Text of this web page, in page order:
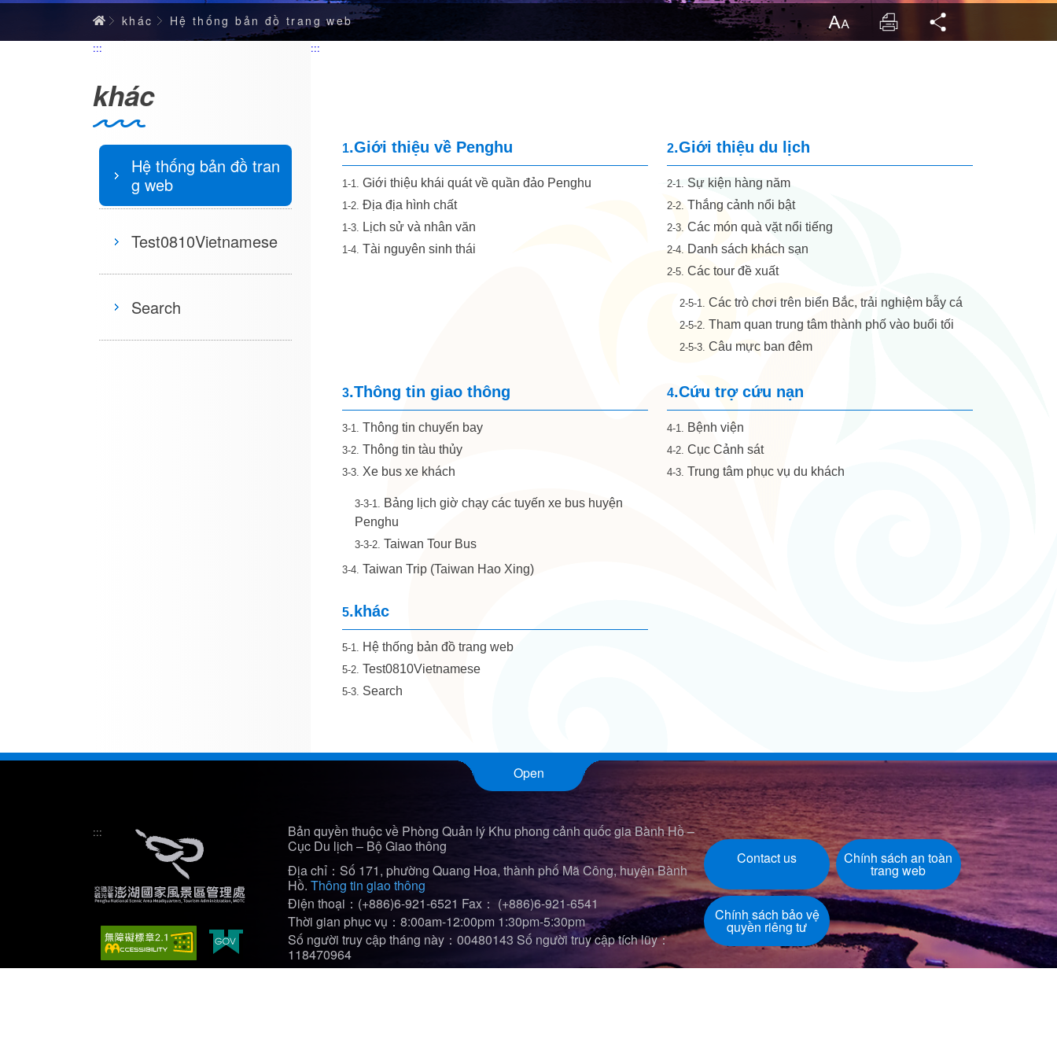
Home
khác Hệ thống bản đồ trang web Cỡ chữ
khác
:::
Hệ thống bản đồ tran
g web
Test0810Vietnamese
Search
:::
1.Giới thiệu về Penghu
1-1. Giới thiệu khái quát về quần đảo Penghu
1-2. Địa địa hình chất
1-3. Lịch sử và nhân văn
1-4. Tài nguyên sinh thái
2.Giới thiệu du lịch
2-1. Sự kiện hàng năm
2-2. Thắng cảnh nổi bật
2-3. Các món quà vặt nổi tiếng
2-4. Danh sách khách sạn
2-5. Các tour đề xuất
2-5-1. Các trò chơi trên biển Bắc, trải nghiệm bẫy cá
2-5-2. Tham quan trung tâm thành phố vào buổi tối
2-5-3. Câu mực ban đêm
3.Thông tin giao thông
3-1. Thông tin chuyến bay
3-2. Thông tin tàu thủy
3-3. Xe bus xe khách
3-3-1. Bảng lịch giờ chạy các tuyến xe bus huyện
Penghu
3-3-2. Taiwan Tour Bus
3-4. Taiwan Trip (Taiwan Hao Xing)
4.Cứu trợ cứu nạn
4-1. Bệnh viện
4-2. Cục Cảnh sát
4-3. Trung tâm phục vụ du khách
5.khác
5-1. Hệ thống bản đồ trang web
5-2. Test0810Vietnamese
5-3. Search
Open
:::
Bản quyền thuộc về Phòng Quản lý Khu phong cảnh quốc gia Bành Hồ –
Cục Du lịch – Bộ Giao thông
Địa chỉ：Số 171, phường Quang Hoa, thành phố Mã Công, huyện Bành
Hồ. Thông tin giao thông
Điện thoại：(+886)6-921-6521 Fax： (+886)6-921-6541
Thời gian phục vụ：8:00am-12:00pm 1:30pm-5:30pm
Số người truy cập tháng này：00480143 Số người truy cập tích lũy：
118470964
Contact us Chính sách an toàn
trang web
Chính sách bảo vệ
quyền riêng tư